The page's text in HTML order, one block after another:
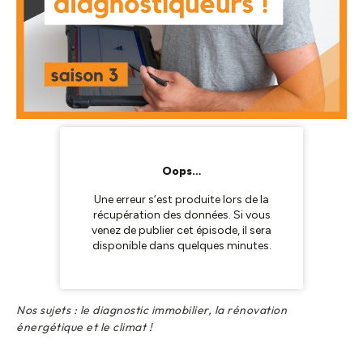
Nos sujets : le diagnostic immobilier, la rénovation
énergétique et le climat !